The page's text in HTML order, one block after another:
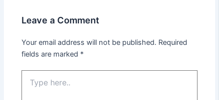
Leave a Comment
Your email address will not be published. Required
fields are marked *
here..